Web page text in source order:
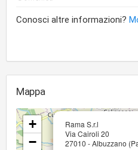
Conosci altre informazioni?
Mappa
Rama S.r.l
Via Cairoli 20
27010 - Albuzzano
+
−